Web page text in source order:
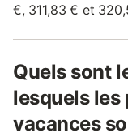
€, 311,83 € et
Quels sont
lesquels les
vacances